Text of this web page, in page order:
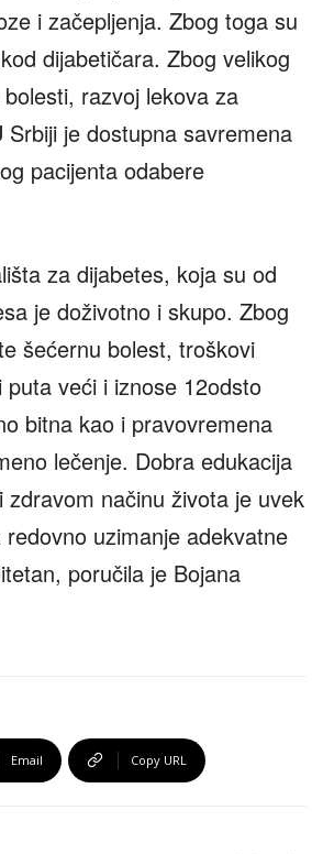
i začepljenja. Zbog toga su
dijabetičara. Zbog velikog
razvoj lekova za
je dostupna savremena
pacijenta odabere
za dijabetes, koja su od
je doživotno i skupo. Zbog
šećernu bolest, troškovi
veći i iznose 12odsto
bitna kao i pravovremena
lečenje. Dobra edukacija
načinu života je uvek
uzimanje adekvatne
poručila je Bojana
Email Copy URL